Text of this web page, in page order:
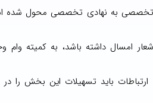
کار تخصصی به نهادی تخصصی محول
امسال داشته باشد، به کمیته وام
باید تسهیلات این بخش را